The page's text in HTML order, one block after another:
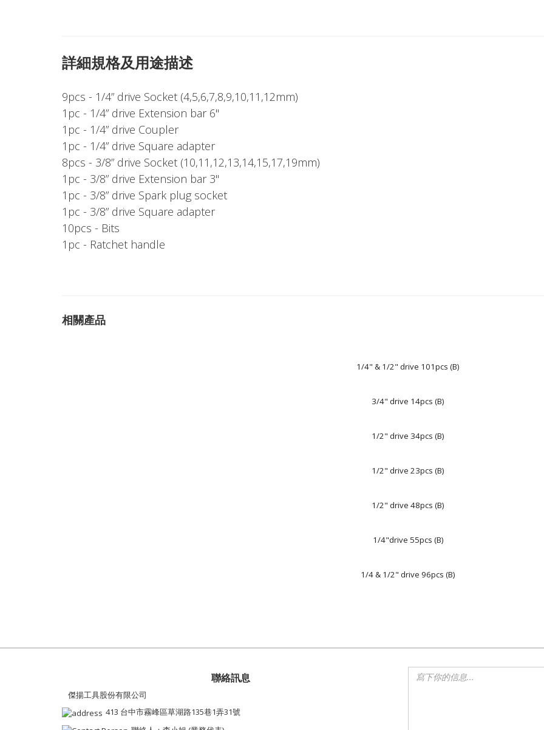
詳細規格及用途描述
9pcs - 1/4” drive Socket (4,5,6,7,8,9,10,11,12mm)
1pc - 1/4” drive Extension bar 6"
1pc - 1/4” drive Coupler
1pc - 1/4” drive Square adapter
8pcs - 3/8” drive Socket (10,11,12,13,14,15,17,19mm)
1pc - 3/8” drive Extension bar 3"
1pc - 3/8” drive Spark plug socket
1pc - 3/8” drive Square adapter
10pcs - Bits
1pc - Ratchet handle
相關產品
1/4" & 1/2" drive 101pcs (B)
3/4" drive 14pcs (B)
1/2" drive 34pcs (B)
1/2" drive 23pcs (B)
1/2" drive 48pcs (B)
1/4"drive 55pcs (B)
1/4 & 1/2" drive 96pcs (B)
聯絡訊息
傑揚工具股份有限公司
413 台中市霧峰區草湖路135巷1弄31號